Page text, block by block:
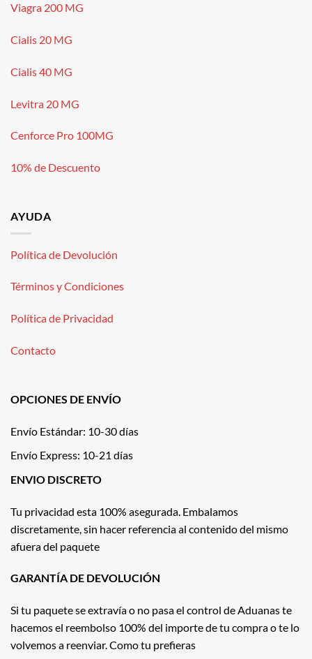
Viagra 200 MG
Cialis 20 MG
Cialis 40 MG
Levitra 20 MG
Cenforce Pro 100MG
10% de Descuento
AYUDA
Política de Devolución
Términos y Condiciones
Política de Privacidad
Contacto
OPCIONES DE ENVÍO
Envío Estándar: 10-30 días
Envío Express: 10-21 días
ENVIO DISCRETO
Tu privacidad esta 100% asegurada. Embalamos
discretamente, sin hacer referencia al contenido del mismo
afuera del paquete
GARANTÍA DE DEVOLUCIÓN
Si tu paquete se extravía o no pasa el control de Aduanas te
hacemos el reembolso 100% del importe de tu compra o te lo
volvemos a reenviar. Como tu prefieras